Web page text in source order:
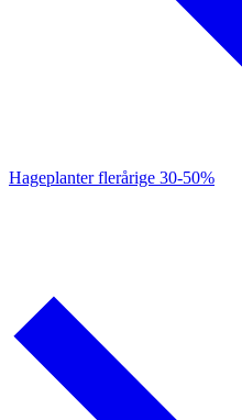
Hageplanter flerårige 30-50%